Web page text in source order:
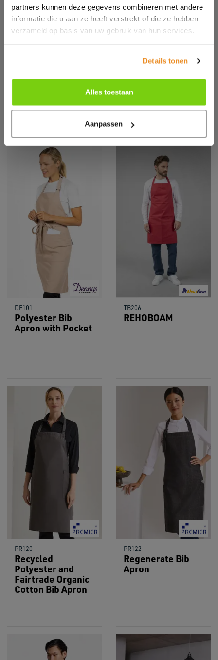
partners kunnen deze gegevens combineren met andere
informatie die u aan ze heeft verstrekt of die ze hebben
verzameld op basis van uw gebruik van hun services.
Details tonen
Alles toestaan
Aanpassen
Organic Cotton Bib
Polyester Bib
DE101
Polyester Bib
Apron with Pocket
TB206
REHOBOAM
PR120
Recycled
Polyester and
Fairtrade Organic
Cotton Bib Apron
PR122
Regenerate Bib
Apron